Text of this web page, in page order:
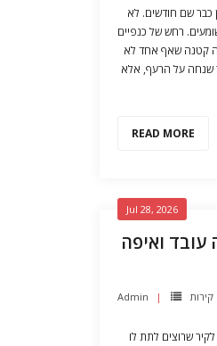
כבר שם חודשים. לא
רחש של כנפיים
קטנה שאף אחד לא
שנחה על הרעף, אלא
READ MORE
עובד ואיפה
Jul 28, 2026
Admin קירות
שרוצים לתת לו